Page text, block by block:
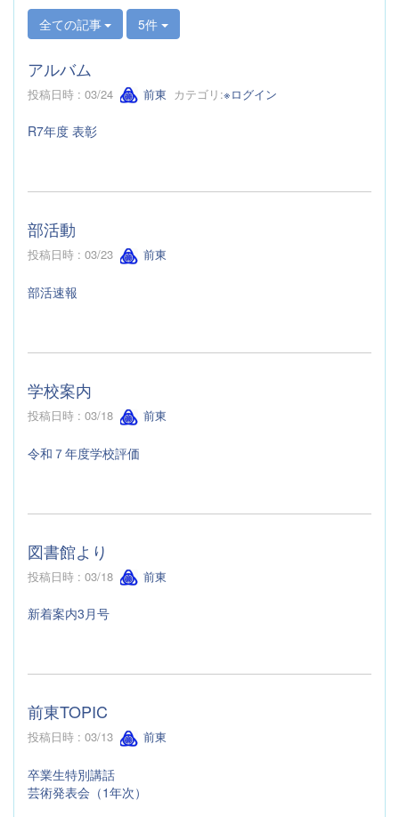
全ての記事 5件
アルバム
投稿日時 : 03/24 前東 カテゴリ:※ログイン
R7年度 表彰
部活動
投稿日時 : 03/23 前東
部活速報
学校案内
投稿日時 : 03/18 前東
令和７年度学校評価
図書館より
投稿日時 : 03/18 前東
新着案内3月号
前東TOPIC
投稿日時 : 03/13 前東
卒業生特別講話
芸術発表会（1年次）